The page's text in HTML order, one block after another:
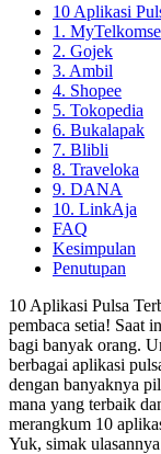
10 Aplikasi
1.
2. Gojek
3. Ambil
4. Shopee
5. Tokopedia
6. Bukalapak
7. Blibli
8. Traveloka
9. DANA
10. LinkAja
FAQ
Kesimpulan
Penutupan
10 Aplikasi Pulsa
pembaca setia! Saat
bagi banyak orang.
berbagai aplikasi
dengan banyaknya
mana yang terbaik
merangkum 10
Yuk, simak